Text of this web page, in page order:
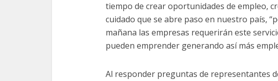
tiempo de crear oportunidades de empleo,
cuidado que se abre paso en nuestro país,
mañana las empresas requerirán este
pueden emprender generando así más
Al responder preguntas de representantes